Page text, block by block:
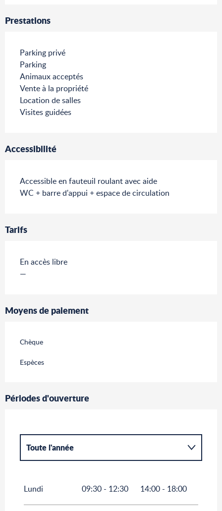
Prestations
Parking privé
Parking
Animaux acceptés
Vente à la propriété
Location de salles
Visites guidées
Accessibilité
Accessible en fauteuil roulant avec aide
WC + barre d'appui + espace de circulation
Tarifs
En accès libre
—
Moyens de paiement
Chèque
Espèces
Périodes d'ouverture
Toute l'année
Lundi 09:30 - 12:30 14:00 - 18:00